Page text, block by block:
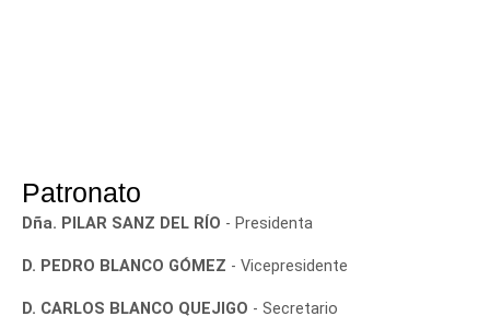
Patronato
Dña. PILAR SANZ DEL RÍO - Presidenta
D. PEDRO BLANCO GÓMEZ - Vicepresidente
D. CARLOS BLANCO QUEJIGO - Secretario